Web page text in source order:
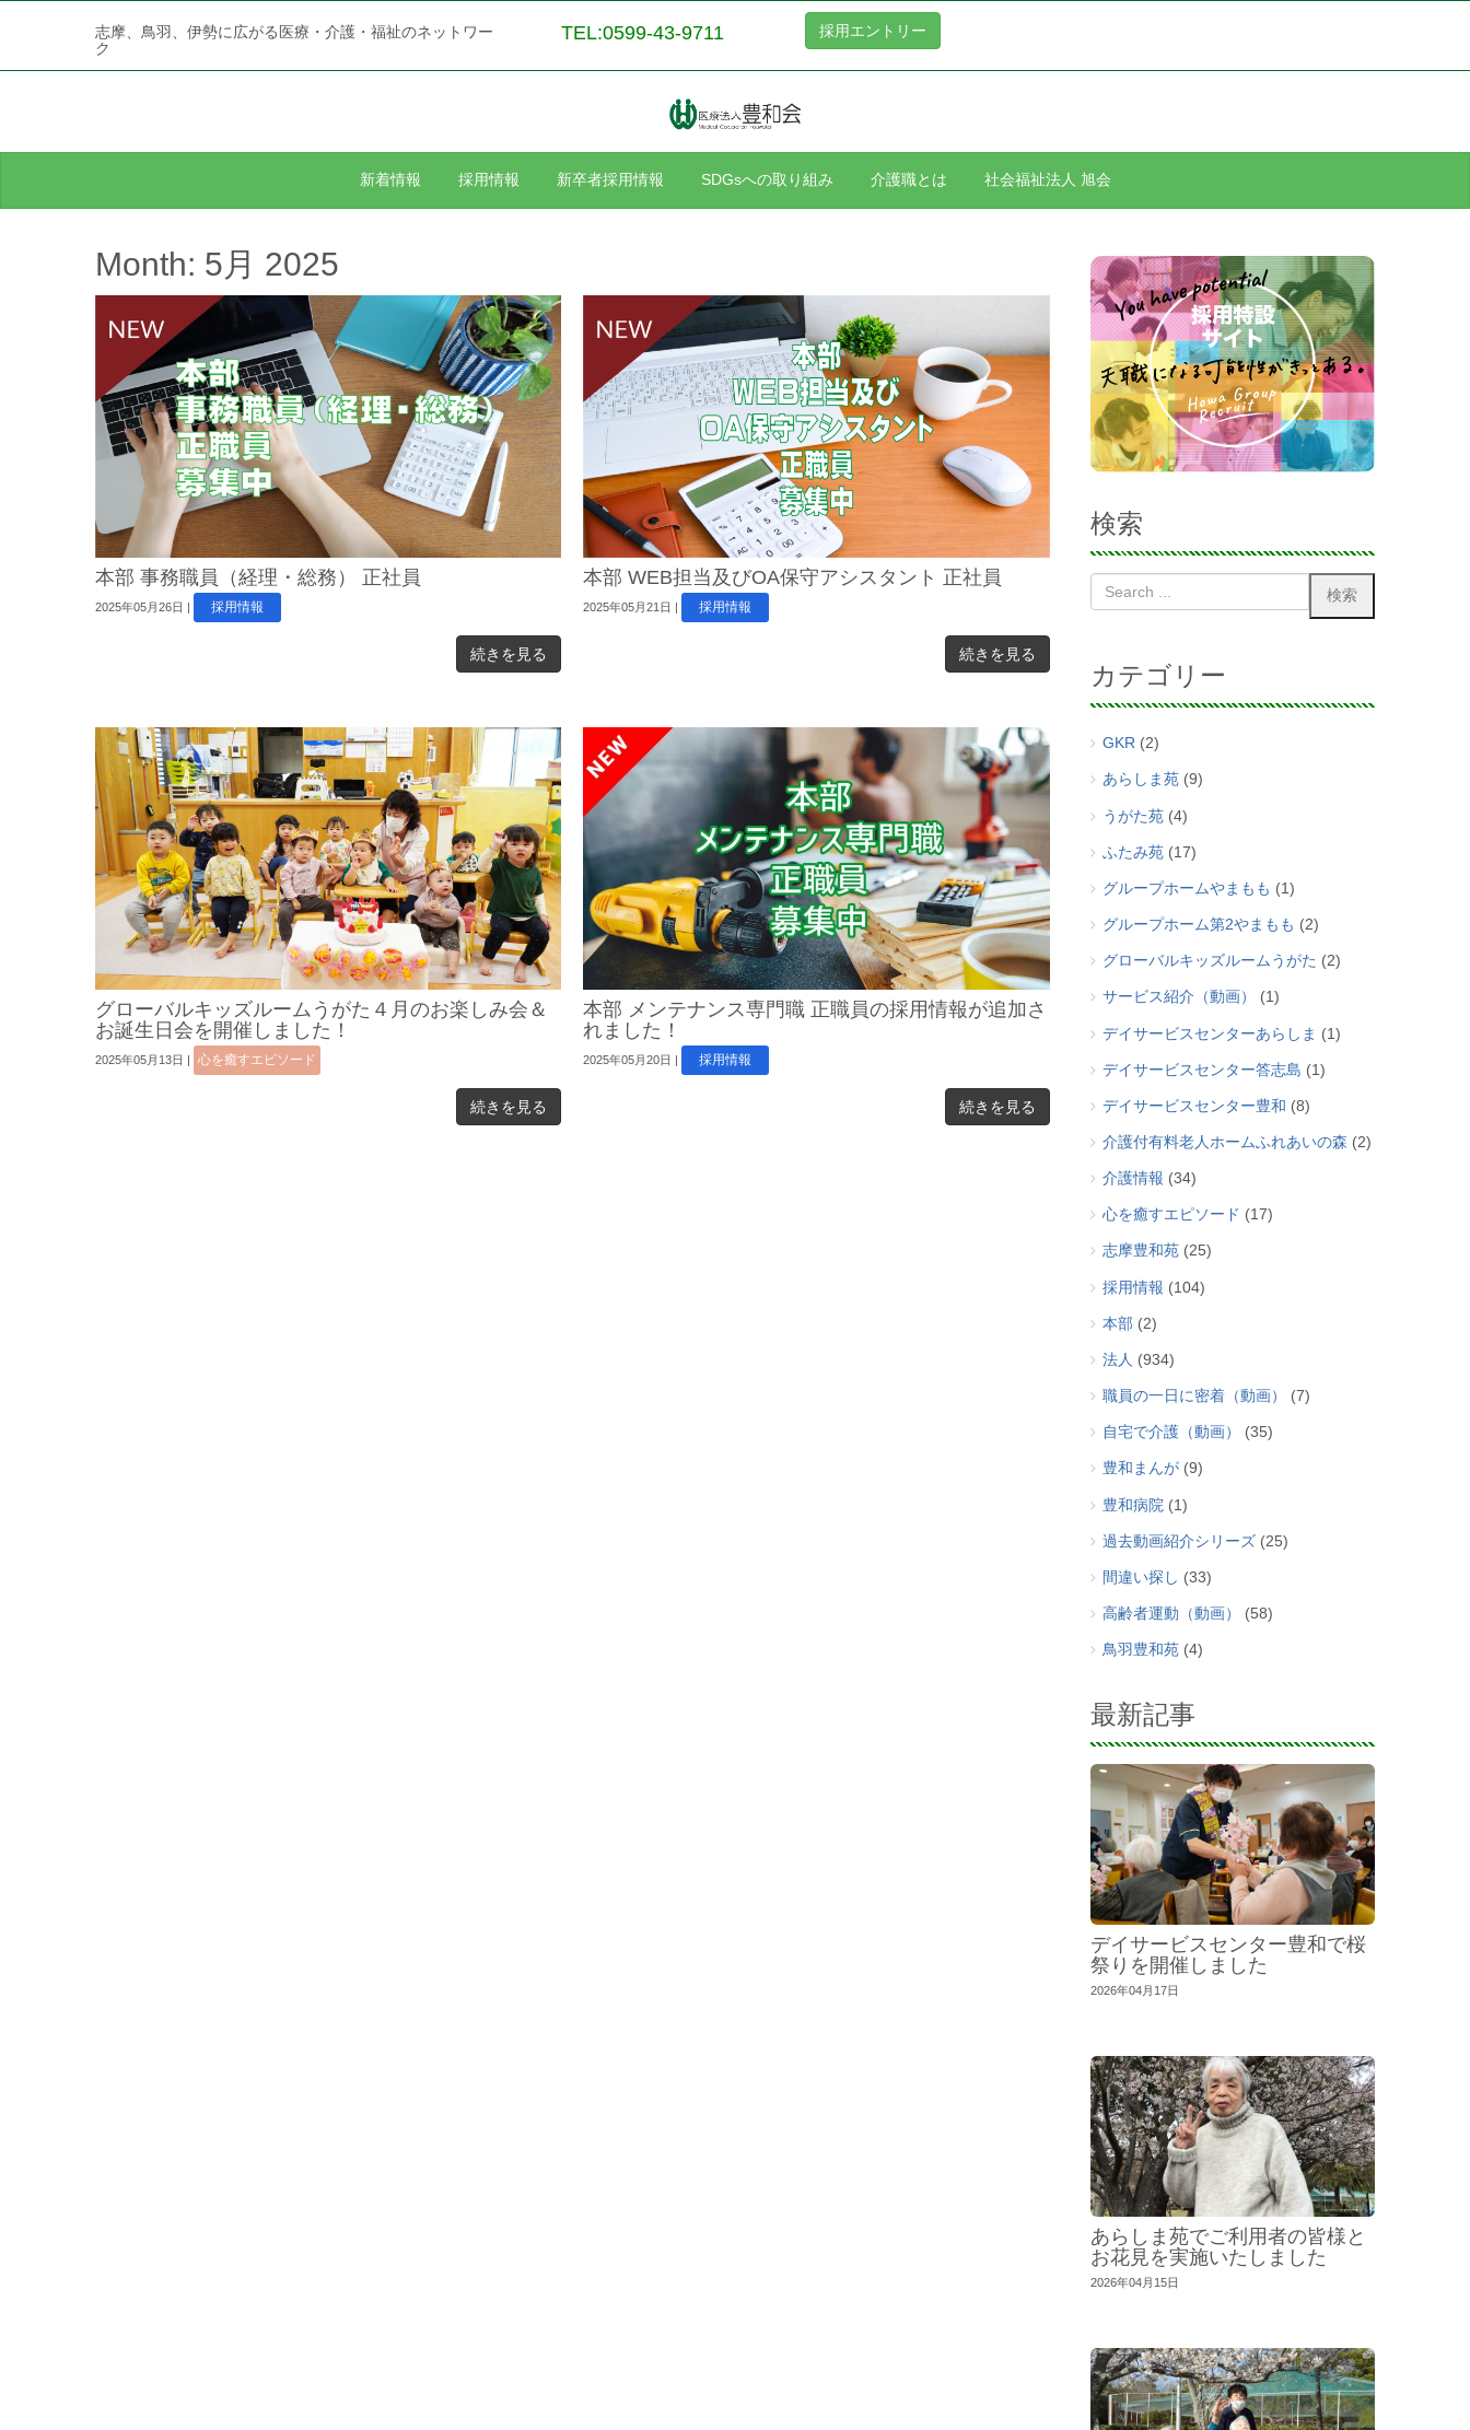
志摩、鳥羽、伊勢に広がる医療・介護・福祉のネットワー
ク
TEL:0599-43-9711 採用エントリー
新着情報 採用情報 新卒者採用情報 SDGsへの取り組み 介護職とは 社会福祉法人 旭会
Month: 5月 2025
本部 事務職員（経理・総務） 正社員
2025年05月26日 | 採用情報
続きを見る
本部 WEB担当及びOA保守アシスタント 正社員
2025年05月21日 | 採用情報
続きを見る
グローバルキッズルームうがた４月のお楽しみ会＆
お誕生日会を開催しました！
2025年05月13日 心を癒すエピソード
続きを見る
本部 メンテナンス専門職 正職員の採用情報が追加さ
れました！
2025年05月20日 採用情報
続きを見る
検索
カテゴリー
GKR(2)
あらしま苑(9)
うがた苑(4)
ふたみ苑(17)
グループホームやまもも (1)
グループホーム第2やまもも (2)
グローバルキッズルームうがた (2)
サービス紹介（動画） (1)
デイサービスセンターあらしま (1)
デイサービスセンター答志島 (1)
デイサービスセンター豊和 (8)
介護付有料老人ホームふれあいの森 (2)
介護情報 (34)
心を癒すエピソード (17)
志摩豊和苑(25)
採用情報 (104)
本部 (2)
法人 (934)
職員の一日に密着（動画） (7)
自宅で介護（動画） (35)
豊和まんが(9)
豊和病院 (1)
過去動画紹介シリーズ(25)
間違い探し (33)
高齢者運動（動画） (58)
鳥羽豊和苑(4)
最新記事
デイサービスセンター豊和で桜
祭りを開催しました
2026年04月17日
あらしま苑でご利用者の皆様と
お花見を実施いたしました
2026年04月15日